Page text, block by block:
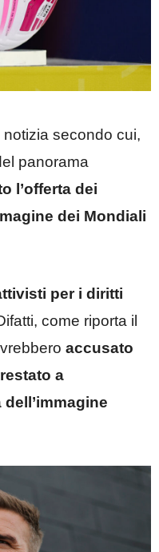
secondo cui,
panorama
l’offerta dei
dei Mondiali
per i diritti
come riporta il
accusato
a